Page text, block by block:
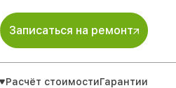
Записаться на ремонт
Расчёт стоимостиГарантии